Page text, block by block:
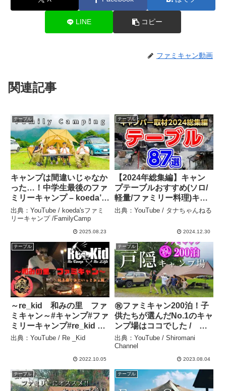
LINE コピー
ファミキャン動画
関連記事
テーブル
キャンプは間違いじゃなか
った…！中学生最後のファ
ミリーキャンプ – koeda’s
ファミリーキャンプ
/FamilyCamp
出典：YouTube / koeda'sファミ
リーキャンプ /FamilyCamp
2025.08.23
テーブル
【2024年総集編】キャン
プテーブルおすすめ(ソロ/
軽量/ファミリー料理)キャ
ンプギア紹介🔥igt/コンパ
出典：YouTube / タナちゃんねる
2024.12.30
テーブル
～re_kid 和みの里 ファ
ミキャン～#キャンプ#ファ
ミリーキャンプ#re_kid –
Re _Kid
出典：YouTube / Re _Kid
2022.10.05
テーブル
㊗︎ファミキャン200泊！子
供たちが選んだNo.1のキャ
ンプ場はココでした / 戸
隠で夏のファミリーキャン
プ – Shiromani Channel
出典：YouTube / Shiromani
Channel
2023.08.04
テーブル テーブル